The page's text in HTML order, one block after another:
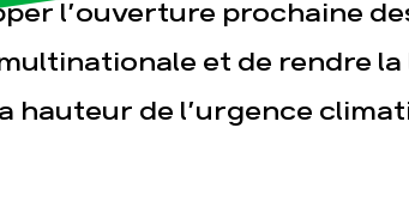
l’ouverture prochaine
et de rendre la
hauteur de l’urgence